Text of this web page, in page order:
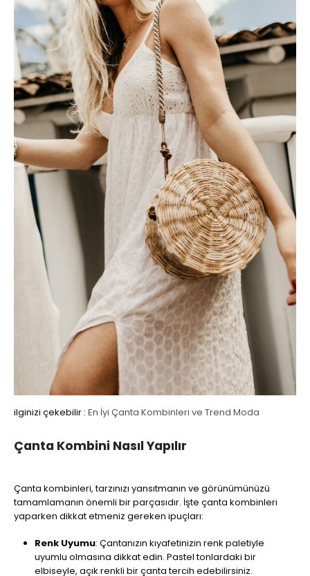
ilginizi çekebilir : En İyi Çanta Kombinleri ve Trend Moda
Çanta Kombini Nasıl Yapılır
Çanta kombinleri, tarzınızı yansıtmanın ve görünümünüzü
tamamlamanın önemli bir parçasıdır. İşte çanta kombinleri
yaparken dikkat etmeniz gereken ipuçları:
Renk Uyumu: Çantanızın kıyafetinizin renk paletiyle
uyumlu olmasına dikkat edin. Pastel tonlardaki bir
elbiseyle, açık renkli bir çanta tercih edebilirsiniz.